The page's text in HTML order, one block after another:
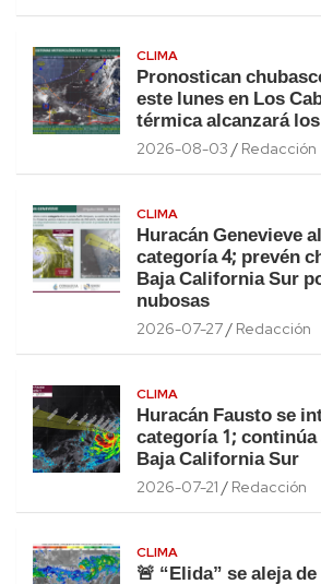
CLIMA
Pronostican
este lunes en Los
térmica alcanzará los
2026-08-03 Redacción
CLIMA
Huracán Genevieve
categoría 4; prevén
Baja California Sur
nubosas
2026-07-27 Redacción
CLIMA
Huracán Fausto se
categoría 1;
Baja California Sur
2026-07-21 Redacción
CLIMA
🚨 “Elida” se aleja